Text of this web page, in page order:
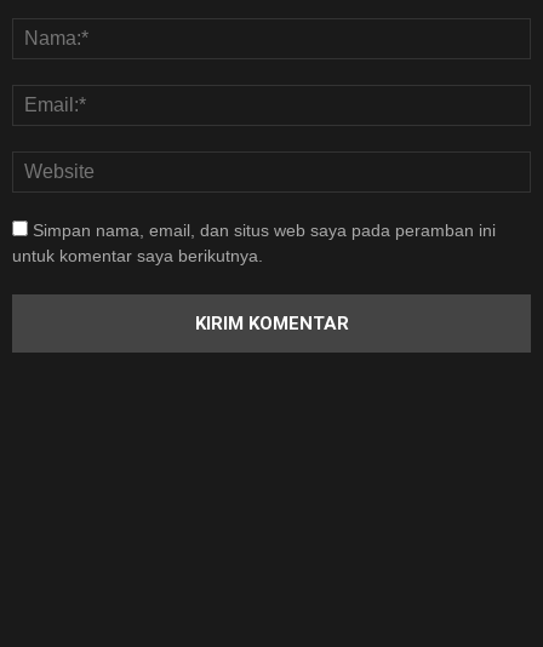
Simpan nama, email, dan situs web saya pada peramban ini
untuk komentar saya berikutnya.